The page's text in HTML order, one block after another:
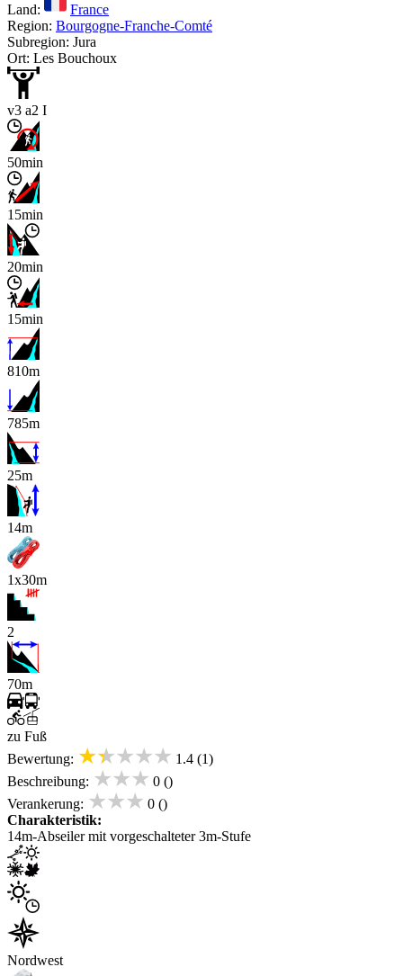
Land:
France
Region: Bourgogne-Franche-Comté
Subregion: Jura
Ort: Les Bouchoux
v3 a2 I
50min
15min
20min
15min
810m
785m
25m
x
14m
1x30m
2
70m
zu Fuß
Bewertung: ★★★★★ 1.4 (1)
Beschreibung: ★★★ 0 ()
Verankerung: ★★★ 0 ()
Charakteristik:
14m-Abseiler mit vorgeschalteter 3m-Stufe
Nordwest